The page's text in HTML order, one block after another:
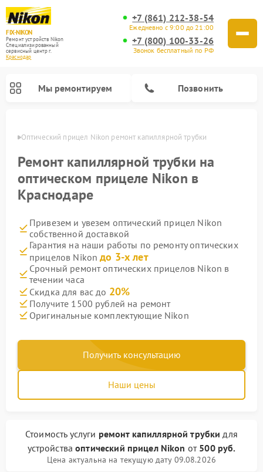
FIX-NIKON
Ремонт устройств Nikon
Специализированный
cервисный центр г.
Краснодар
+7 (861) 212-38-54
Ежедневно с 9:00 до 21:00
+7 (800) 100-33-26
Звонок бесплатный по РФ
Мы ремонтируем Позвонить
Оптический прицел Nikon ремонт капиллярной трубки
Ремонт капиллярной трубки на
оптическом прицеле Nikon в
Краснодаре
Привезем и увезем оптический прицел Nikon
собственной доставкой
Гарантия на наши работы по ремонту оптических
прицелов Nikonдо 3-х лет
Срочный ремонт оптических прицелов Nikon в
течении часа
Скидка для вас до 20%
Получите 1500 рублей на ремонт
Оригинальные комплектующие Nikon
Получить консультацию
Наши цены
Стоимость услуги ремонт капиллярной трубки для
устройстваоптический прицел Nikon от 500 руб.
Цена актуальна на текущую дату 09.08.2026